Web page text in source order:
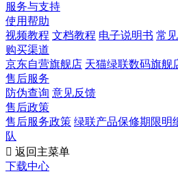
服务与支持
使用帮助
视频教程 文档教程 电子说明书 常
购买渠道
京东自营旗舰店 天猫绿联数码旗舰
售后服务
防伪查询 意见反馈
售后政策
售后服务政策 绿联产品保修期限明
队
 返回主菜单
下载中心